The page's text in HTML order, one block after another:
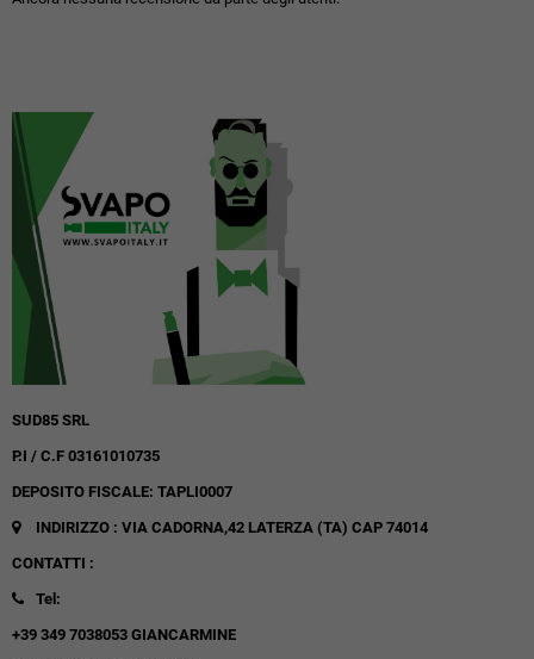
SUD85 SRL
P.I / C.F 03161010735
DEPOSITO FISCALE: TAPLI0007
INDIRIZZO : VIA CADORNA,42 LATERZA (TA) CAP 74014
CONTATTI :
Tel:
+39 349 7038053 GIANCARMINE